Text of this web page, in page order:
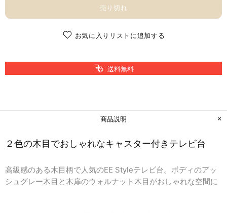
売り切れ
お気に入りリストに追加する
送料無料
商品説明
２色の木目でおしゃれなキャスター付きテレビ台
高級感のある木目柄で人気のEE Styleテレビ台。ボディのアッ
シュグレー木目と木扉のウォルナット木目がおしゃれな空間に